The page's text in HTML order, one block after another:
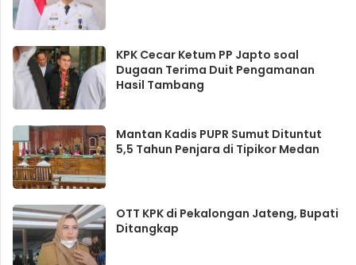
KPK Cecar Ketum PP Japto soal
Dugaan Terima Duit Pengamanan
Hasil Tambang
Mantan Kadis PUPR Sumut Dituntut
5,5 Tahun Penjara di Tipikor Medan
OTT KPK di Pekalongan Jateng, Bupati
Ditangkap